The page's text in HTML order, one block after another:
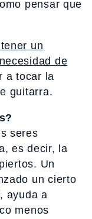
pensar que
un
de
a tocar la
guitarra.
seres
es decir, la
Un
un cierto
ayuda a
menos